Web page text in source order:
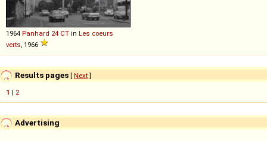
1964 Panhard 24 CT in Les coeurs
verts, 1966
Results pages [ Next]
1 | 2
Advertising